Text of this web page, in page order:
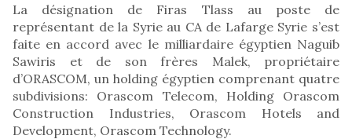
La désignation de Firas Tlass au poste de
représentant de la Syrie au CA de Lafarge Syrie s’est
faite en accord avec le milliardaire égyptien Naguib
Sawiris et de son frères Malek, propriétaire
d’ORASCOM, un holding égyptien comprenant quatre
subdivisions: Orascom Telecom, Holding Orascom
Construction Industries, Orascom Hotels and
Development, Orascom Technology.